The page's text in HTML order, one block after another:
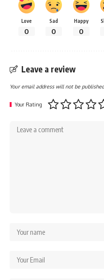
Love
0
Sad
0
Happy
0
Leave a review
Your email address will not be
Your Rating